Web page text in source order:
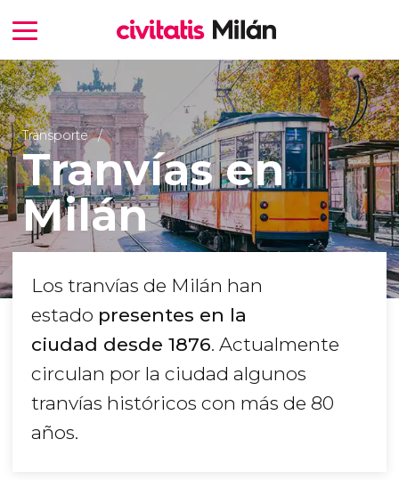
Transporte
Tranvías en
Milán
Los tranvías de Milán han
estado presentes en la
ciudad desde 1876. Actualmente
circulan por la ciudad algunos
tranvías históricos con más de 80
años.